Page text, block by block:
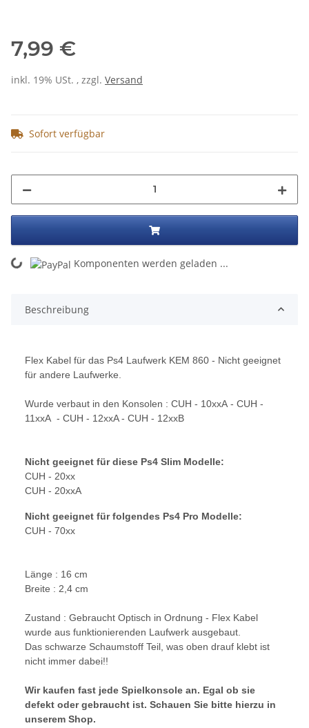
7,99 €
inkl. 19% USt. , zzgl. Versand
Sofort verfügbar
Komponenten werden geladen ...
Beschreibung
Flex Kabel für das Ps4 Laufwerk KEM 860 - Nicht geeignet
für andere Laufwerke.
Wurde verbaut in den Konsolen : CUH - 10xxA - CUH -
11xxA - CUH - 12xxA - CUH - 12xxB
Nicht geeignet für diese Ps4 Slim Modelle:
CUH - 20xx
CUH - 20xxA
Nicht geeignet für folgendes Ps4 Pro Modelle:
CUH - 70xx
Länge : 16 cm
Breite : 2,4 cm
Zustand : Gebraucht Optisch in Ordnung - Flex Kabel
wurde aus funktionierenden Laufwerk ausgebaut.
Das schwarze Schaumstoff Teil, was oben drauf klebt ist
nicht immer dabei!!
Wir kaufen fast jede Spielkonsole an. Egal ob sie
defekt oder gebraucht ist. Schauen Sie bitte hierzu in
unserem Shop.